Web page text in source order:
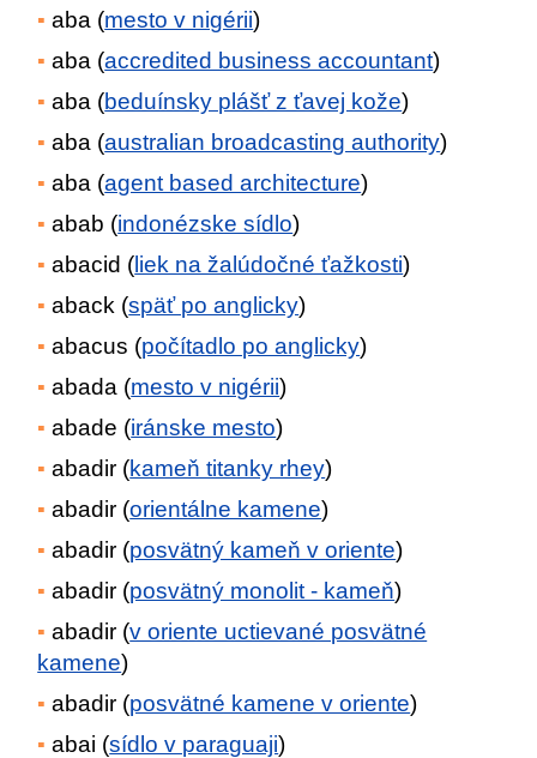
aba (mesto v nigérii)
aba (accredited business accountant)
aba (beduínsky plášť z ťavej kože)
aba (australian broadcasting authority)
aba (agent based architecture)
abab (indonézske sídlo)
abacid ( liek na žalúdočné ťažkosti)
aback (späť po anglicky)
abacus (počítadlo po anglicky)
abada (mesto v nigérii)
abade (iránske mesto)
abadir (kameň titanky rhey)
abadir (orientálne kamene)
abadir (posvätný kameň v oriente)
abadir (posvätný monolit - kameň)
abadir (v oriente uctievané posvätné
kamene)
abadir (posvätné kamene v oriente)
abai (sídlo v paraguaji)